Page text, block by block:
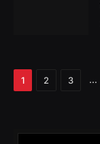
1 2 3 …